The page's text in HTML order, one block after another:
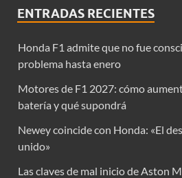
ENTRADAS RECIENTES
Honda F1 admite que no fue
problema hasta enero
Motores de F1 2027: cómo
batería y qué supondrá
Newey coincide con Honda: «El
unido»
Las claves de mal inicio de Aston